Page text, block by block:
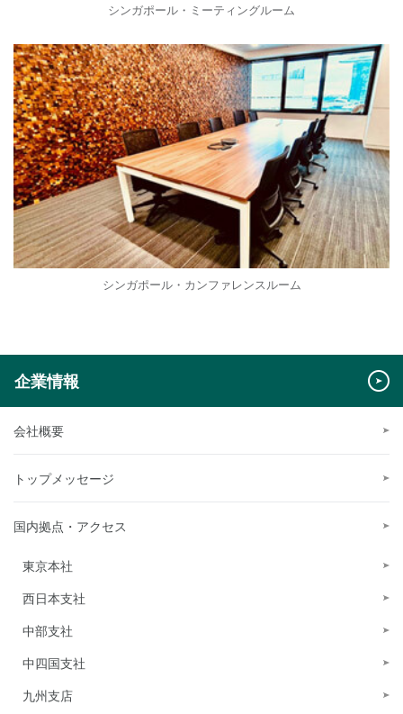
シンガポール・ミーティングルーム
シンガポール・カンファレンスルーム
企業情報
会社概要
トップメッセージ
国内拠点・アクセス
東京本社
西日本支社
中部支社
中四国支社
九州支店